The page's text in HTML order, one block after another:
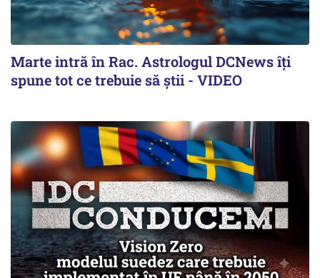
Marte intră în Rac. Astrologul DCNews îți
spune tot ce trebuie să știi - VIDEO